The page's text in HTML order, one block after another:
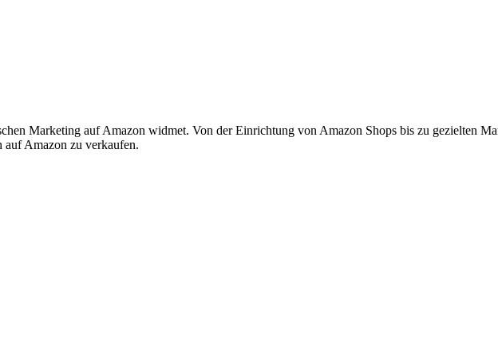
Marketing auf Amazon widmet. Von der Einrichtung von Amazon Shops bis zu gezielten
auf Amazon zu verkaufen.